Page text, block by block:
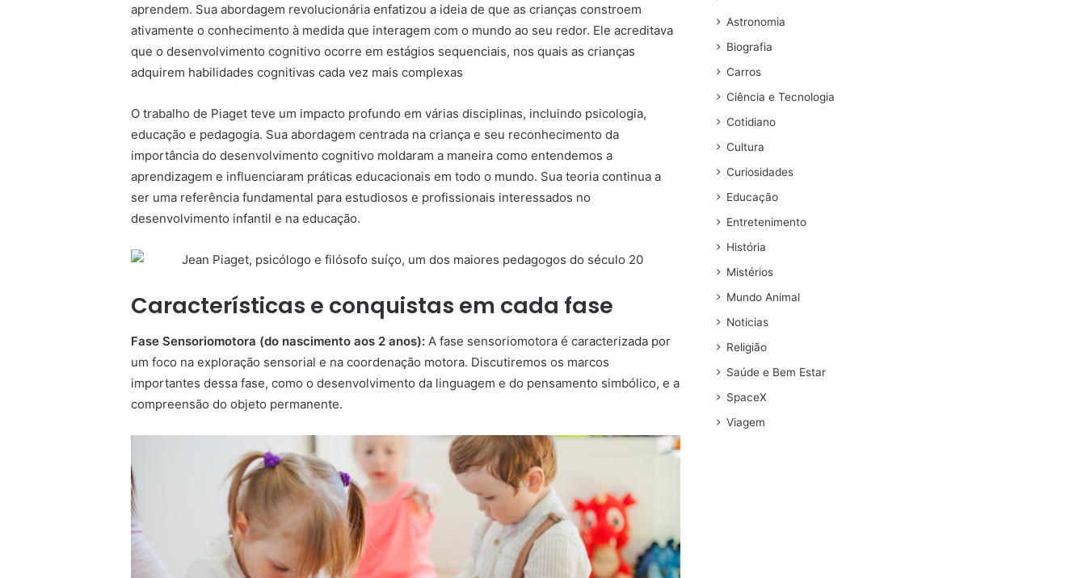
aprendem. Sua abordagem revolucionária enfatizou a ideia de que as crianças constroem
ativamente o conhecimento à medida que interagem com o mundo ao seu redor. Ele acreditava
que o desenvolvimento cognitivo ocorre em estágios sequenciais, nos quais as crianças
adquirem habilidades cognitivas cada vez mais complexas
O trabalho de Piaget teve um impacto profundo em várias disciplinas, incluindo psicologia,
educação e pedagogia. Sua abordagem centrada na criança e seu reconhecimento da
importância do desenvolvimento cognitivo moldaram a maneira como entendemos a
aprendizagem e influenciaram práticas educacionais em todo o mundo. Sua teoria continua a
ser uma referência fundamental para estudiosos e profissionais interessados no
desenvolvimento infantil e na educação.
Características e conquistas em cada fase
Fase Sensoriomotora (do nascimento aos 2 anos): A fase sensoriomotora é caracterizada por
um foco na exploração sensorial e na coordenação motora. Discutiremos os marcos
importantes dessa fase, como o desenvolvimento da linguagem e do pensamento simbólico, e a
compreensão do objeto permanente.
Astronomia
Biografia
Carros
Ciência e Tecnologia
Cotidiano
Cultura
Curiosidades
Educação
Entretenimento
História
Mistérios
Mundo Animal
Noticias
Religião
Saúde e Bem Estar
SpaceX
Viagem